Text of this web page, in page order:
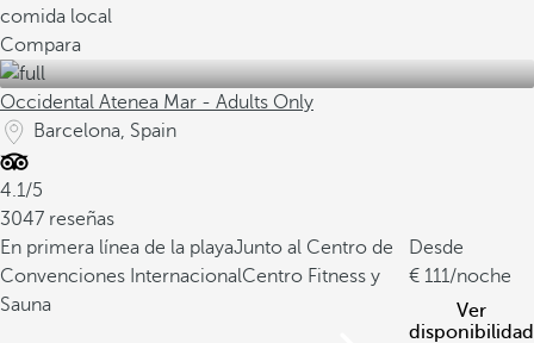
comida local
Compara
Occidental Atenea Mar - Adults Only
Barcelona, Spain
4.1/5
3047 reseñas
En primera línea de la playaJunto al Centro de
Convenciones InternacionalCentro Fitness y
Sauna
Desde
111/noche
Ver
disponibilidad